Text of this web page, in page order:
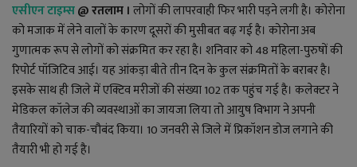
वीडियो
YouTube
Language
English Hiindi
एसीएन टाइम्स@ रतलाम । लोगों की लापरवाही फिर भारी पड़ने लगी है। कोरोना
को मजाक में लेने वालों के कारण दूसरों की मुसीबत बढ़ गई है। कोरोना अब
गुणात्मक रूप से लोगों को संक्रमित कर रहा है। शनिवार को 48 महिला-पुरुषों की
रिपोर्ट पॉजिटिव आई। यह आंकड़ा बीते तीन दिन के कुल संक्रमितों के बराबर है।
इसके साथ ही जिले में एक्टिव मरीजों की संख्या 102 तक पहुंच गई है। कलेक्टर ने
मेडिकल कॉलेज की व्यवस्थाओं का जायजा लिया तो आयुष विभाग ने अपनी
तैयारियों को चाक-चौबंद किया। 10 जनवरी से जिले में प्रिकॉशन डोज लगाने की
तैयारी भी हो गई है।